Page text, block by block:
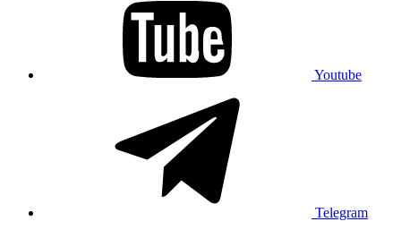
Youtube
Telegram